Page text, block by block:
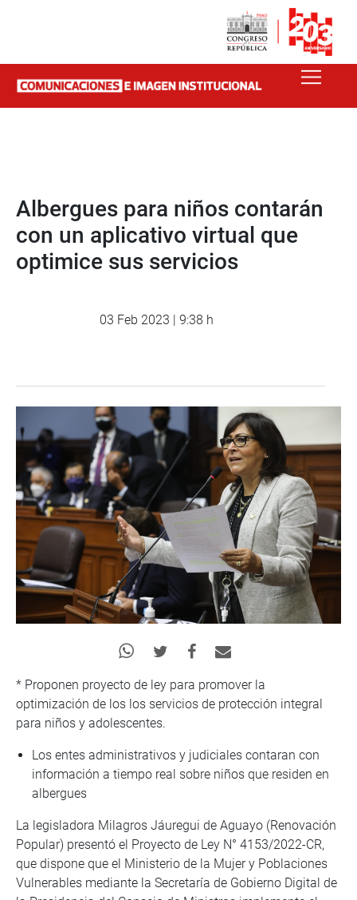
Albergues para niños contarán
con un aplicativo virtual que
optimice sus servicios
03 Feb 2023 | 9:38 h
* Proponen proyecto de ley para promover la
optimización de los los servicios de protección integral
para niños y adolescentes.
Los entes administrativos y judiciales contaran con
información a tiempo real sobre niños que residen en
albergues
La legisladora Milagros Jáuregui de Aguayo (Renovación
Popular) presentó el Proyecto de Ley N° 4153/2022-CR,
que dispone que el Ministerio de la Mujer y Poblaciones
Vulnerables mediante la Secretaría de Gobierno Digital de